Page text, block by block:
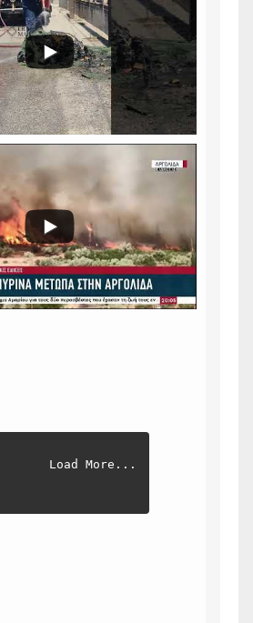
Load More...